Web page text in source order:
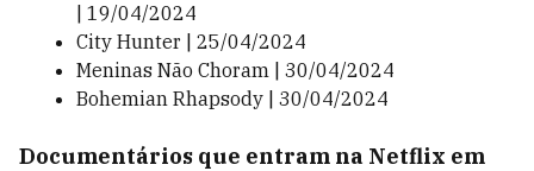
| 19/04/2024
City Hunter | 25/04/2024
Meninas Não Choram | 30/04/2024
Bohemian Rhapsody | 30/04/2024
Documentários que entram na Netflix em